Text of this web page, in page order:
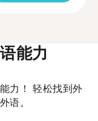
能力
力！ 轻松找到外
语。